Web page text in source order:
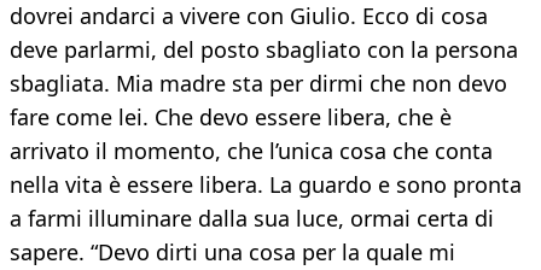
dovrei andarci a vivere con Giulio. Ecco di cosa
deve parlarmi, del posto sbagliato con la persona
sbagliata. Mia madre sta per dirmi che non devo
fare come lei. Che devo essere libera, che è
arrivato il momento, che l’unica cosa che conta
nella vita è essere libera. La guardo e sono pronta
a farmi illuminare dalla sua luce, ormai certa di
sapere. “Devo dirti una cosa per la quale mi